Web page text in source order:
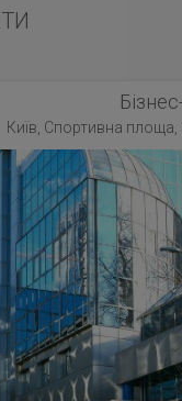
Київ, Спортивна площа,